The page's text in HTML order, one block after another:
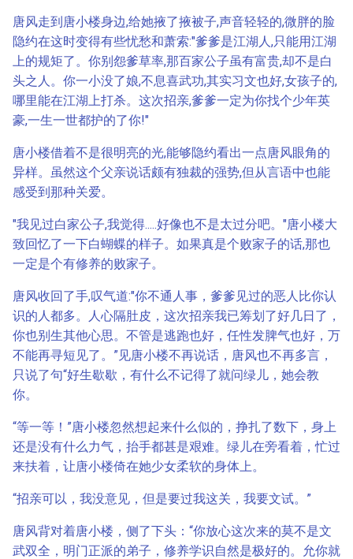
唐风走到唐小楼身边,给她掖了掖被子,声音轻轻的,微胖的脸
隐约在这时变得有些忧愁和萧索:"爹爹是江湖人,只能用江湖
上的规矩了。你别怨爹草率,那百家公子虽有富贵,却不是白
头之人。你一小没了娘,不息喜武功,其实习文也好,女孩子的,
哪里能在江湖上打杀。这次招亲,爹爹一定为你找个少年英
豪,一生一世都护的了你!"
唐小楼借着不是很明亮的光,能够隐约看出一点唐风眼角的
异样。虽然这个父亲说话颇有独裁的强势,但从言语中也能
感受到那种关爱。
"我见过白家公子,我觉得.....好像也不是太过分吧。"唐小楼大
致回忆了一下白蝴蝶的样子。如果真是个败家子的话,那也
一定是个有修养的败家子。
唐风收回了手,叹气道:"你不通人事，爹爹见过的恶人比你认
识的人都多。人心隔肚皮，这次招亲我已筹划了好几日了，
你也别生其他心思。不管是逃跑也好，任性发脾气也好，万
不能再寻短见了。”见唐小楼不再说话，唐风也不再多言，
只说了句“好生歇歇，有什么不记得了就问绿儿，她会教
你。
“等一等！”唐小楼忽然想起来什么似的，挣扎了数下，身上
还是没有什么力气，抬手都甚是艰难。绿儿在旁看着，忙过
来扶着，让唐小楼倚在她少女柔软的身体上。
“招亲可以，我没意见，但是要过我这关，我要文试。”
唐风背对着唐小楼，侧了下头：“你放心这次来的莫不是文
武双全，明门正派的弟子，修养学识自然是极好的。允你就